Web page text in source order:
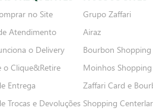
no Site
Atendimento
o Delivery
o Clique&Retire
Entrega
Trocas e Devoluções
Grupo Zaffari
Airaz
Bourbon Shopping
Moinhos Shopping
Zaffari Card e
Shopping Centerlar